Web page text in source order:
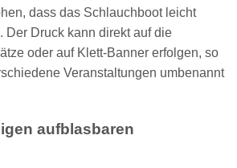
dass das Schlauchboot leicht
Der Druck kann direkt auf die
oder auf Klett-Banner erfolgen, so
Veranstaltungen umbenannt
aufblasbaren